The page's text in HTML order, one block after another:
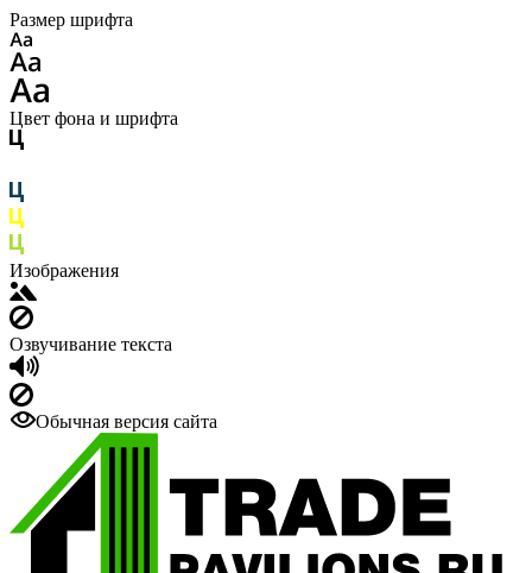
Размер шрифта
Цвет фона и шрифта
Изображения
Озвучивание текста
Обычная версия сайта